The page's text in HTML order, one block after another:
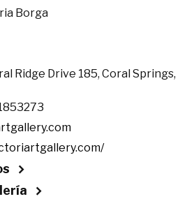
Borga
Ridge Drive 185, Coral Springs,